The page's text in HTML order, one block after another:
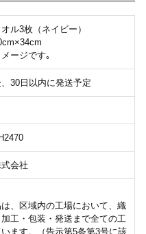
ル3枚（ネイビー）
ージです｡
30日以内に発送予定
会社
、区域内の工場において、織
工・包装・発送まで全ての工
ます。（告示第5条第3号に該